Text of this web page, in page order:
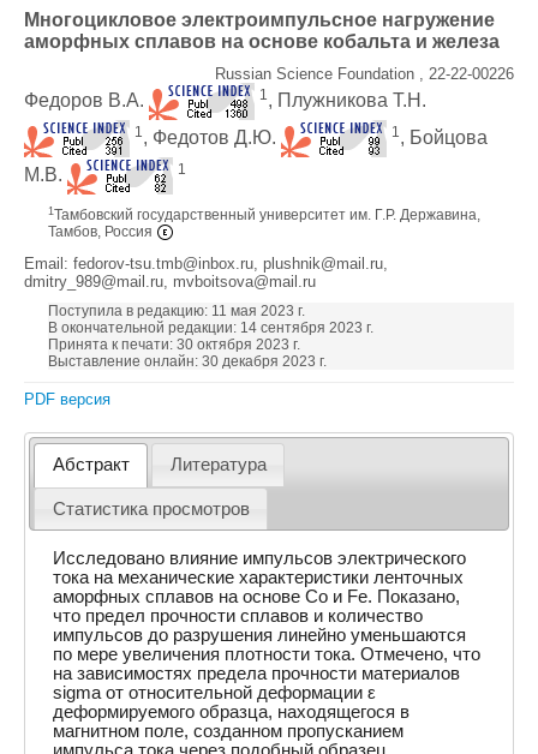
Многоцикловое электроимпульсное нагружение
аморфных сплавов на основе кобальта и железа
Russian Science Foundation , 22-22-00226
Федоров В.А. 1 , Плужникова Т.Н.
1 , Федотов Д.Ю. 1 , Бойцова
М.В.
1
1 Тамбовский государственный университет им. Г.Р. Державина,
Тамбов, Россия
Email: fedorov-tsu.tmb@inbox.ru, plushnik@mail.ru,
dmitry_989@mail.ru, mvboitsova@mail.ru
Поступила в редакцию: 11 мая 2023 г.
В окончательной редакции: 14 сентября 2023 г.
Принята к печати: 30 октября 2023 г.
Выставление онлайн: 30 декабря 2023 г.
PDF версия
Абстракт Литература
Статистика просмотров
Исследовано влияние импульсов электрического
тока на механические характеристики ленточных
аморфных сплавов на основе Co и Fe. Показано,
что предел прочности сплавов и количество
импульсов до разрушения линейно уменьшаются
по мере увеличения плотности тока. Отмечено, что
на зависимостях предела прочности материалов
sigma от относительной деформации ε
деформируемого образца, находящегося в
магнитном поле, созданном пропусканием